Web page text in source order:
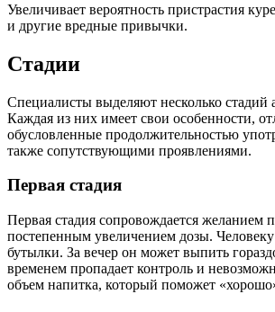
Увеличивает вероятность пристрастия
и другие вредные привычки.
Стадии
Специалисты выделяют несколько стадий
Каждая из них имеет свои особенности,
обусловленные продолжительностью
также сопутствующими проявлениями.
Первая стадия
Первая стадия сопровождается желанием
постепенным увеличением дозы.
бутылки. За вечер он может выпить
временем пропадает контроль и
объем напитка, который поможет